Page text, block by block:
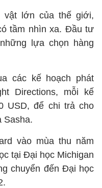
lớn của thế giới,
tầm nhìn xa. Đầu tư
lựa chọn hàng
các kế hoạch phát
Directions, mỗi kế
USD, để chi trả cho
Sasha.
vào mùa thu năm
tại Đại học Michigan
chuyển đến Đại học